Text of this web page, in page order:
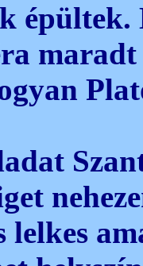
épültek.
maradt
lelkes